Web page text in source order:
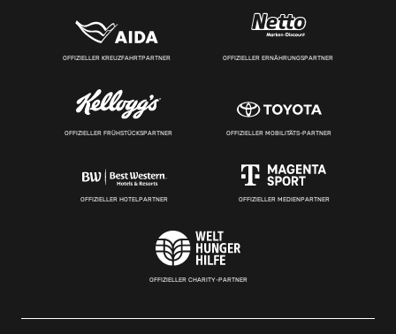
OFFIZIELLER KREUZFAHRTPARTNER OFFIZIELLER ERNÄHRUNGSPARTNER
OFFIZIELLER FRÜHSTÜCKSPARTNER OFFIZIELLER MOBILITÄTS-PARTNER
OFFIZIELLER HOTELPARTNER OFFIZIELLER MEDIENPARTNER
OFFIZIELLER CHARITY-PARTNER